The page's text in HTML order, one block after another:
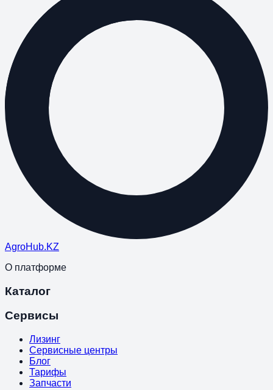
AgroHub.KZ
О платформе
Каталог
Сервисы
Лизинг
Сервисные центры
Блог
Тарифы
Запчасти